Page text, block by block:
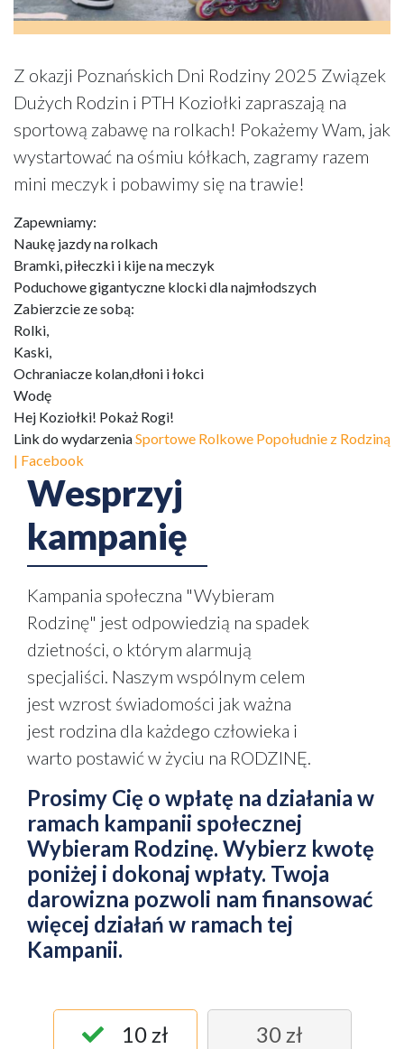
Z okazji Poznańskich Dni Rodziny 2025 Związek
Dużych Rodzin i PTH Koziołki zapraszają na
sportową zabawę na rolkach! Pokażemy Wam, jak
wystartować na ośmiu kółkach, zagramy razem
mini meczyk i pobawimy się na trawie!
Zapewniamy:
Naukę jazdy na rolkach
Bramki, piłeczki i kije na meczyk
Poduchowe gigantyczne klocki dla najmłodszych
Zabierzcie ze sobą:
Rolki,
Kaski,
Ochraniacze kolan,dłoni i łokci
Wodę
Hej Koziołki! Pokaż Rogi!
Link do wydarzeniaSportowe Rolkowe Popołudnie z Rodziną
| Facebook
Wesprzyj
kampanię
Kampania społeczna "Wybieram
Rodzinę" jest odpowiedzią na spadek
dzietności, o którym alarmują
specjaliści. Naszym wspólnym celem
jest wzrost świadomości jak ważna
jest rodzina dla każdego człowieka i
warto postawić w życiu na RODZINĘ.
Prosimy Cię o wpłatę na działania w
ramach kampanii społecznej
Wybieram Rodzinę. Wybierz kwotę
poniżej i dokonaj wpłaty. Twoja
darowizna pozwoli nam finansować
więcej działań w ramach tej
Kampanii.
10 zł 30 zł